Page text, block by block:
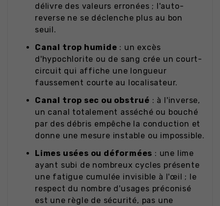
délivre des valeurs erronées ; l'auto-
reverse ne se déclenche plus au bon
seuil.
Canal trop humide : un excès
d'hypochlorite ou de sang crée un court-
circuit qui affiche une longueur
faussement courte au localisateur.
Canal trop sec ou obstrué : à l'inverse,
un canal totalement asséché ou bouché
par des débris empêche la conduction et
donne une mesure instable ou impossible.
Limes usées ou déformées : une lime
ayant subi de nombreux cycles présente
une fatigue cumulée invisible à l'œil ; le
respect du nombre d'usages préconisé
est une règle de sécurité, pas une